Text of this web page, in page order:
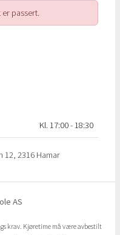
passert.
Kl. 17:00 - 18:30
12, 2316 Hamar
AS
krav. Kjøretime må være avbestilt